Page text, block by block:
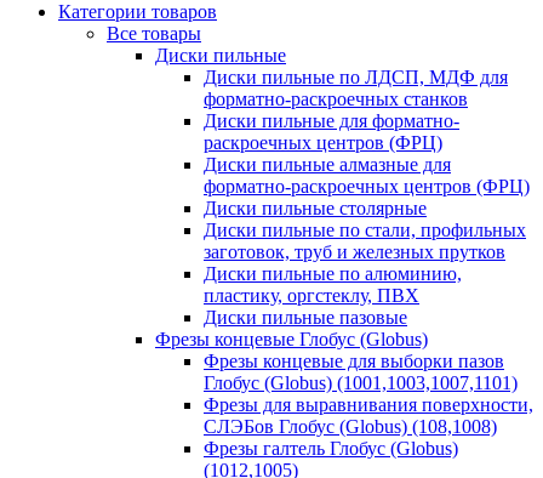
Категории товаров
Все товары
Диски пильные
Диски пильные по ЛДСП, МДФ для
форматно-раскроечных станков
Диски пильные для форматно-
раскроечных центров (ФРЦ)
Диски пильные алмазные для
форматно-раскроечных центров (ФРЦ)
Диски пильные столярные
Диски пильные по стали, профильных
заготовок, труб и железных прутков
Диски пильные по алюминию,
пластику, оргстеклу, ПВХ
Диски пильные пазовые
Фрезы концевые Глобус (Globus)
Фрезы концевые для выборки пазов
Глобус (Globus) (1001,1003,1007,1101)
Фрезы для выравнивания поверхности,
СЛЭБов Глобус (Globus) (108,1008)
Фрезы галтель Глобус (Globus)
(1012,1005)